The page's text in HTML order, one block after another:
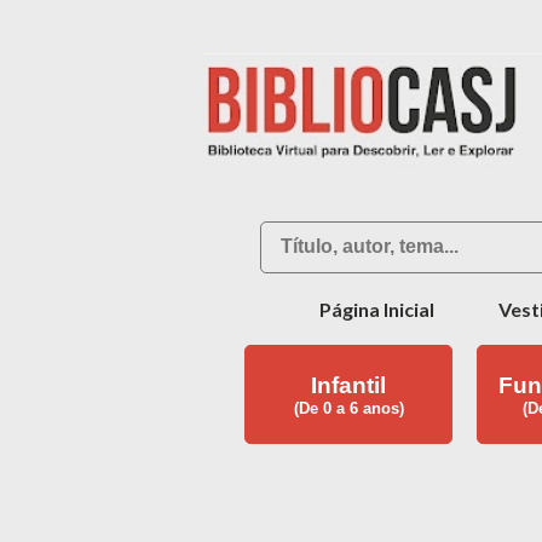
Página Inicial
Infantil
(De 0 a 6 anos)